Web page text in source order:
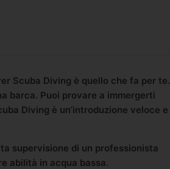
Scuba Diving è quello che fa per te.
barca. Puoi provare a immergerti
Diving è un’introduzione veloce e
supervisione di un professionista
abilità in acqua bassa.